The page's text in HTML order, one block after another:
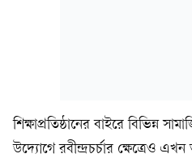
শিক্ষাপ্রতিষ্ঠানের বাইরে বিভিন্ন
উদ্যোগে রবীন্দ্রচর্চার ক্ষেত্রেও